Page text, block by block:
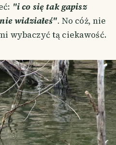
"i co się tak gapisz
widziałeś". No cóż, nie
wybaczyć tą ciekawość.